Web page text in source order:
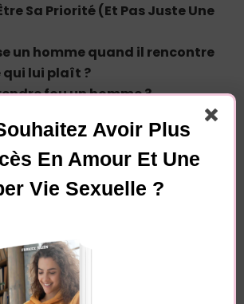
Sa Priorité (Et Pas Juste Une
un homme quand il rencontre
qui lui plaît ?
fou un homme ?
avoir plus de
en amour et une
vie sexuelle ?
gratuitement par mail de nombreux
que mon guide PDF "10 choses
Avoir Plus
En Amour Et Une
Vie Sexuelle ?